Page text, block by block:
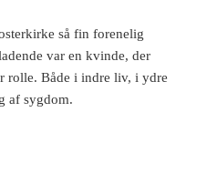
så fin forenelig
var en kvinde, der
rolle. Både i indre liv, i ydre
af sygdom.